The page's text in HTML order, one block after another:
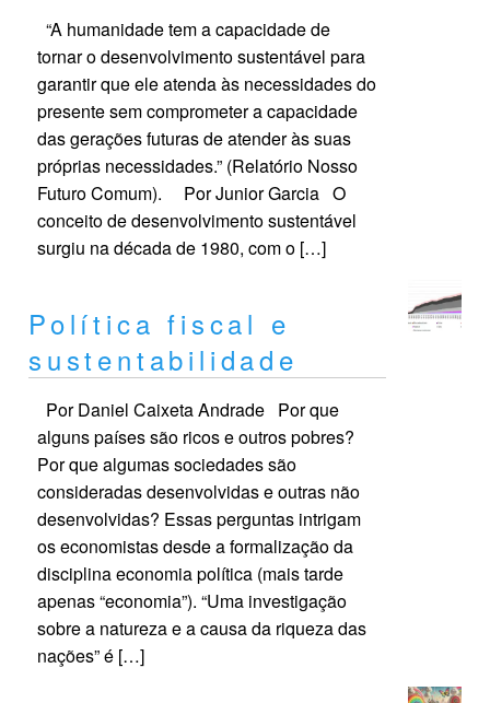
“A humanidade tem a capacidade de
tornar o desenvolvimento sustentável para
garantir que ele atenda às necessidades do
presente sem comprometer a capacidade
das gerações futuras de atender às suas
próprias necessidades.” (Relatório Nosso
Futuro Comum). Por Junior Garcia O
conceito de desenvolvimento sustentável
surgiu na década de 1980, com o […]
Política fiscal e
sustentabilidade
Por Daniel Caixeta Andrade Por que
alguns países são ricos e outros pobres?
Por que algumas sociedades são
consideradas desenvolvidas e outras não
desenvolvidas? Essas perguntas intrigam
os economistas desde a formalização da
disciplina economia política (mais tarde
apenas “economia”). “Uma investigação
sobre a natureza e a causa da riqueza das
nações” é […]